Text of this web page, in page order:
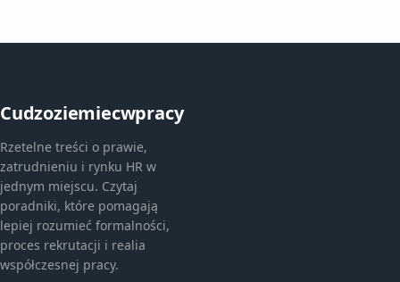
Cudzoziemiecwpracy
Rzetelne treści o prawie,
zatrudnieniu i rynku HR w
jednym miejscu. Czytaj
poradniki, które pomagają
lepiej rozumieć formalności,
proces rekrutacji i realia
współczesnej pracy.